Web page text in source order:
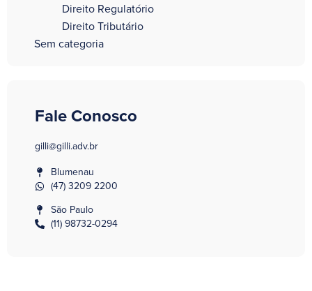
Direito Regulatório
Direito Tributário
Sem categoria
Fale Conosco
gilli@gilli.adv.br
Blumenau
(47) 3209 2200
São Paulo
(11) 98732-0294